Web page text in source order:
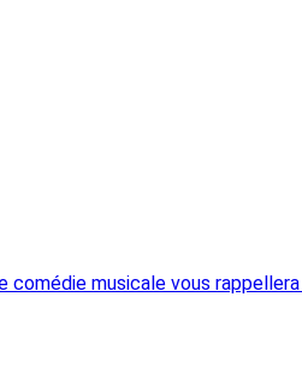
musicale vous